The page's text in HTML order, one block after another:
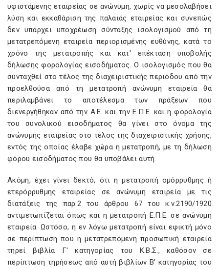
υφιστάμενης εταιρείας σε ανώνυμη, χωρίς να μεσολαβήσει
λύση και εκκαθάριση της παλαιάς εταιρείας και συνεπώς
δεν υπάρχει υποχρέωση σύνταξης ισολογισμού από τη
μετατρεπόμενη εταιρεία περιορισμένης ευθύνης, κατά το
χρόνο της μετατροπής και κατ' επέκταση υποβολής
δήλωσης φορολογίας εισοδήματος. Ο ισολογισμός που θα
συνταχθεί στο τέλος της διαχειριστικής περιόδου από την
προελθούσα από τη μετατροπή ανώνυμη εταιρεία θα
περιλαμβάνει το αποτέλεσμα των πράξεων που
διενεργήθηκαν από την Α.Ε. και την Ε.Π.Ε. και η φορολογία
του συνολικού εισοδήματος θα γίνει στο όνομα της
ανώνυμης εταιρείας στο τέλος της διαχειριστικής χρήσης,
εντός της οποίας έλαβε χώρα η μετατροπή, με τη δήλωση
φόρου εισοδήματος που θα υποβάλει αυτή.
Ακόμη, έχει γίνει δεκτό, ότι η μετατροπή ομόρρυθμης ή
ετερόρρυθμης εταιρείας σε ανώνυμη εταιρεία με τις
διατάξεις της παρ.2 του άρθρου 67 του κ.ν.2190/1920
αντιμετωπίζεται όπως και η μετατροπή Ε.Π.Ε. σε ανώνυμη
εταιρεία. Ωστόσο, η εν λόγω μετατροπή είναι εφικτή μόνο
σε περίπτωση που η μετατρεπόμενη προσωπική εταιρεία
τηρεί βιβλία Γ' κατηγορίας του Κ.Β.Σ., καθόσον σε
περίπτωση τηρήσεως από αυτή βιβλίων Β' κατηγορίας του